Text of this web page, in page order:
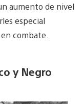
aumento de nivel
especial
combate.
y Negro